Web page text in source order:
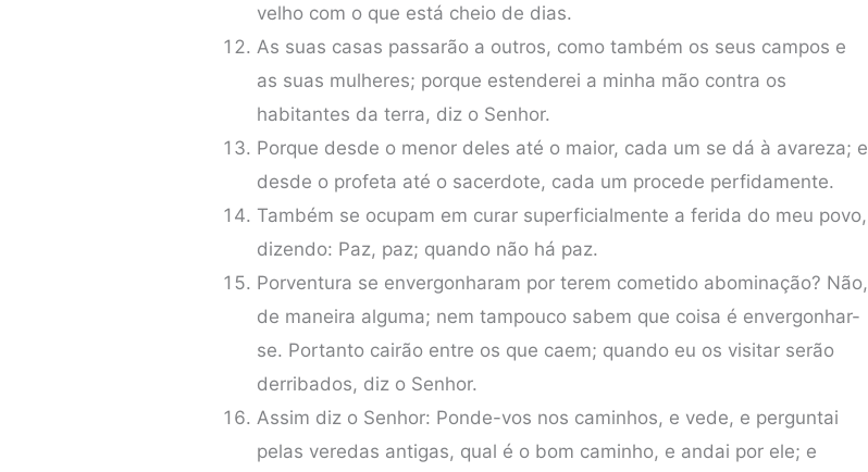
velho com o que está cheio de dias.
As suas casas passarão a outros, como também os seus campos e
as suas mulheres; porque estenderei a minha mão contra os
habitantes da terra, diz o Senhor.
Porque desde o menor deles até o maior, cada um se dá à avareza; e
desde o profeta até o sacerdote, cada um procede perfidamente.
Também se ocupam em curar superficialmente a ferida do meu povo,
dizendo: Paz, paz; quando não há paz.
Porventura se envergonharam por terem cometido abominação? Não,
de maneira alguma; nem tampouco sabem que coisa é envergonhar-
se. Portanto cairão entre os que caem; quando eu os visitar serão
derribados, diz o Senhor.
Assim diz o Senhor: Ponde-vos nos caminhos, e vede, e perguntai
pelas veredas antigas, qual é o bom caminho, e andai por ele; e